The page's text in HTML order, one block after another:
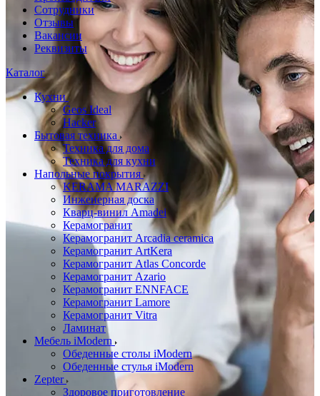
Сотрудники
Отзывы
Вакансии
Реквизиты
Каталог
Кухни
Geos Ideal
Hacker
Бытовая техника
Техника для дома
Техника для кухни
Напольные покрытия
KERAMA MARAZZI
Инженерная доска
Кварц-винил Amadei
Керамогранит
Керамогранит Arcadia ceramica
Керамогранит ArtKera
Керамогранит Atlas Concorde
Керамогранит Azario
Керамогранит ENNFACE
Керамогранит Lamore
Керамогранит Vitra
Ламинат
Мебель iModern
Обеденные столы iModern
Обеденные стулья iModern
Zepter
Здоровое приготовление